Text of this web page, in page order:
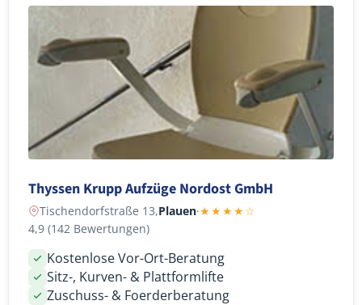
Thyssen Krupp Aufzüge Nordost GmbH
Tischendorfstraße 13,Plauen·★★★★☆
4,9 (142 Bewertungen)
Kostenlose Vor-Ort-Beratung
Sitz-, Kurven- & Plattformlifte
Zuschuss- & Foerderberatung